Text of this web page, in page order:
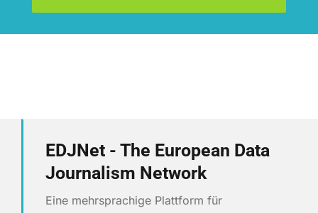
EDJNet - The European Data
Journalism Network
Eine mehrsprachige Plattform für